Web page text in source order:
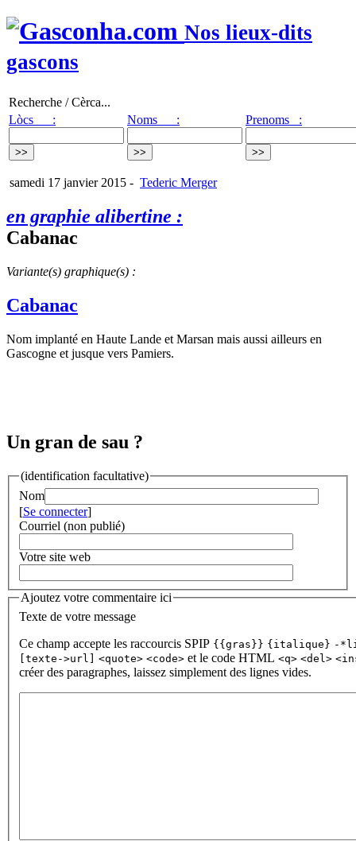
Nos lieux-dits
gascons
Recherche / Cèrca...
Lòcs :
Noms : Prenoms :
samedi 17 janvier 2015 - Tederic Merger
en graphie alibertine :
Cabanac
Variante(s) graphique(s) :
Cabanac
Nom implanté en Haute Lande et Marsan mais aussi ailleurs en
Gascogne et jusque vers Pamiers.
Un gran de sau ?
(identification facultative)
Nom
[Se connecter]
Courriel (non publié)
Votre site web
Ajoutez votre commentaire ici
Texte de votre message
Ce champ accepte les raccourcis SPIP {{gras}} {italique} -
[texte->url] <quote> <code> et le code HTML <q> <del>
créer des paragraphes, laissez simplement des lignes vides.